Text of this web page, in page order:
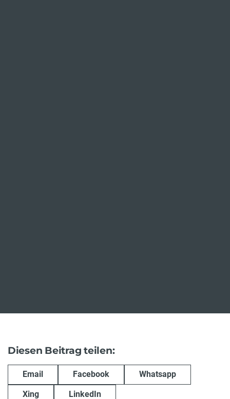
Diesen Beitrag teilen:
Email Facebook Whatsapp
Xing LinkedIn